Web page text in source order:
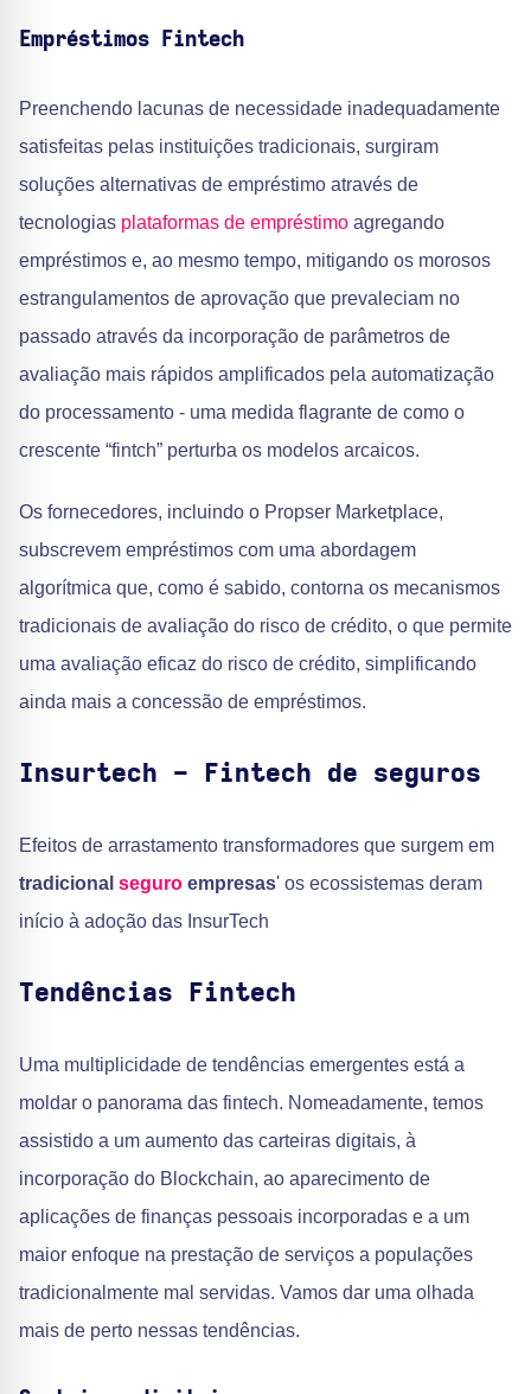
Empréstimos Fintech
Preenchendo lacunas de necessidade inadequadamente
satisfeitas pelas instituições tradicionais, surgiram
soluções alternativas de empréstimo através de
tecnologias plataformas de empréstimo agregando
empréstimos e, ao mesmo tempo, mitigando os morosos
estrangulamentos de aprovação que prevaleciam no
passado através da incorporação de parâmetros de
avaliação mais rápidos amplificados pela automatização
do processamento - uma medida flagrante de como o
crescente “fintch” perturba os modelos arcaicos.
Os fornecedores, incluindo o Propser Marketplace,
subscrevem empréstimos com uma abordagem
algorítmica que, como é sabido, contorna os mecanismos
tradicionais de avaliação do risco de crédito, o que permite
uma avaliação eficaz do risco de crédito, simplificando
ainda mais a concessão de empréstimos.
Insurtech - Fintech de seguros
Efeitos de arrastamento transformadores que surgem em
tradicional seguro empresas' os ecossistemas deram
início à adoção das InsurTech
Tendências Fintech
Uma multiplicidade de tendências emergentes está a
moldar o panorama das fintech. Nomeadamente, temos
assistido a um aumento das carteiras digitais, à
incorporação do Blockchain, ao aparecimento de
aplicações de finanças pessoais incorporadas e a um
maior enfoque na prestação de serviços a populações
tradicionalmente mal servidas. Vamos dar uma olhada
mais de perto nessas tendências.